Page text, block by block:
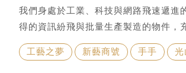
我們身處於工業、科技與網路飛速遞進
得的資訊紛飛與批量生產製造的物件，
活，便利化的同時，也讓人淡忘手作之
性。標準化的產品能夠迅速滿足需求，
工藝之夢 新藝商號 手手 光